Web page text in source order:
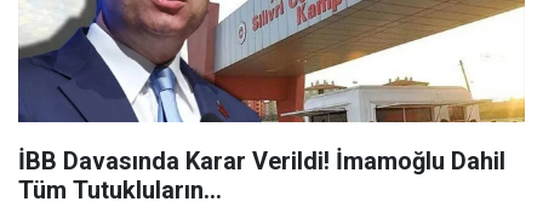
İBB Davasında Karar Verildi! İmamoğlu Dahil
Tüm Tutukluların...